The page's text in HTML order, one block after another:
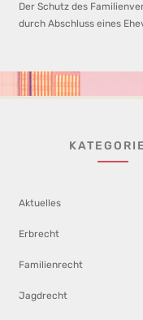
Der Schutz des
durch Abschluss eines
Aktuelles
Erbrecht
Familienrecht
Jagdrecht